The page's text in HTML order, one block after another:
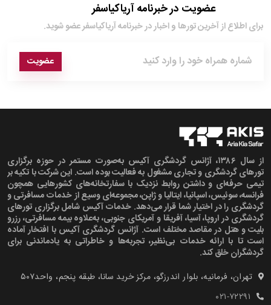
عضویت در خبرنامه آریاکیاسفر
برای اطلاع از آخرین تور‌ها و اخبار در خبرنامه آریاکیاسفر عضو شوید.
عضویت
از سال ۱۳۸۶، آژانس گردشگری آکیس به‌صورت مستمر در حوزه برگزاری
تورهای گردشگری و تجاری مشغول به فعالیت بوده است. این شرکت با تکیه بر
تیمی حرفه‌ای و داشتن روابط نزدیک با سفارتخانه‌های کشورهایی همچون
فرانسه، سوئیس، اسپانیا، ایتالیا و ژاپن، مجموعه‌ای وسیع از خدمات مسافرتی و
گردشگری را در اختیار شما قرار می‌دهد. خدمات آکیس شامل برگزاری تورهای
گردشگری در اروپا، آسیا، آفریقا و آمریکای جنوبی، به‌علاوه بیمه مسافرتی، رزرو
بلیت و هتل در مقاصد مختلف است. آژانس گردشگری آکیس با افتخار آماده
است تا با ارائه خدمات بی‌نظیر، تجربه‌ها و خاطراتی به یادماندنی برای
گردشگران خلق کند.
تهران، فرمانیه، بلوار اندرزگو، مرکز خرید سانا، طبقه پنجم، واحد۵۰۷‍
۰۲۱-۷۲۲۹۱